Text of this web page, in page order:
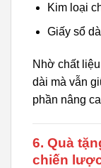
Kim loại
Giấy sổ
Nhờ chất
dài mà vẫn
phần nâng
6. Quà
chiến